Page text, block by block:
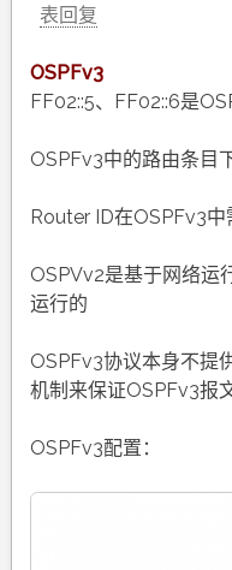
表回复
OSPFv3
FF02::5、FF02::6是
OSPFv3中的路由条目
Router ID在OSPFv3中
OSPVv2是基于网络运
运行的
OSPFv3协议本身不提
机制来保证OSPFv3报
OSPFv3配置：